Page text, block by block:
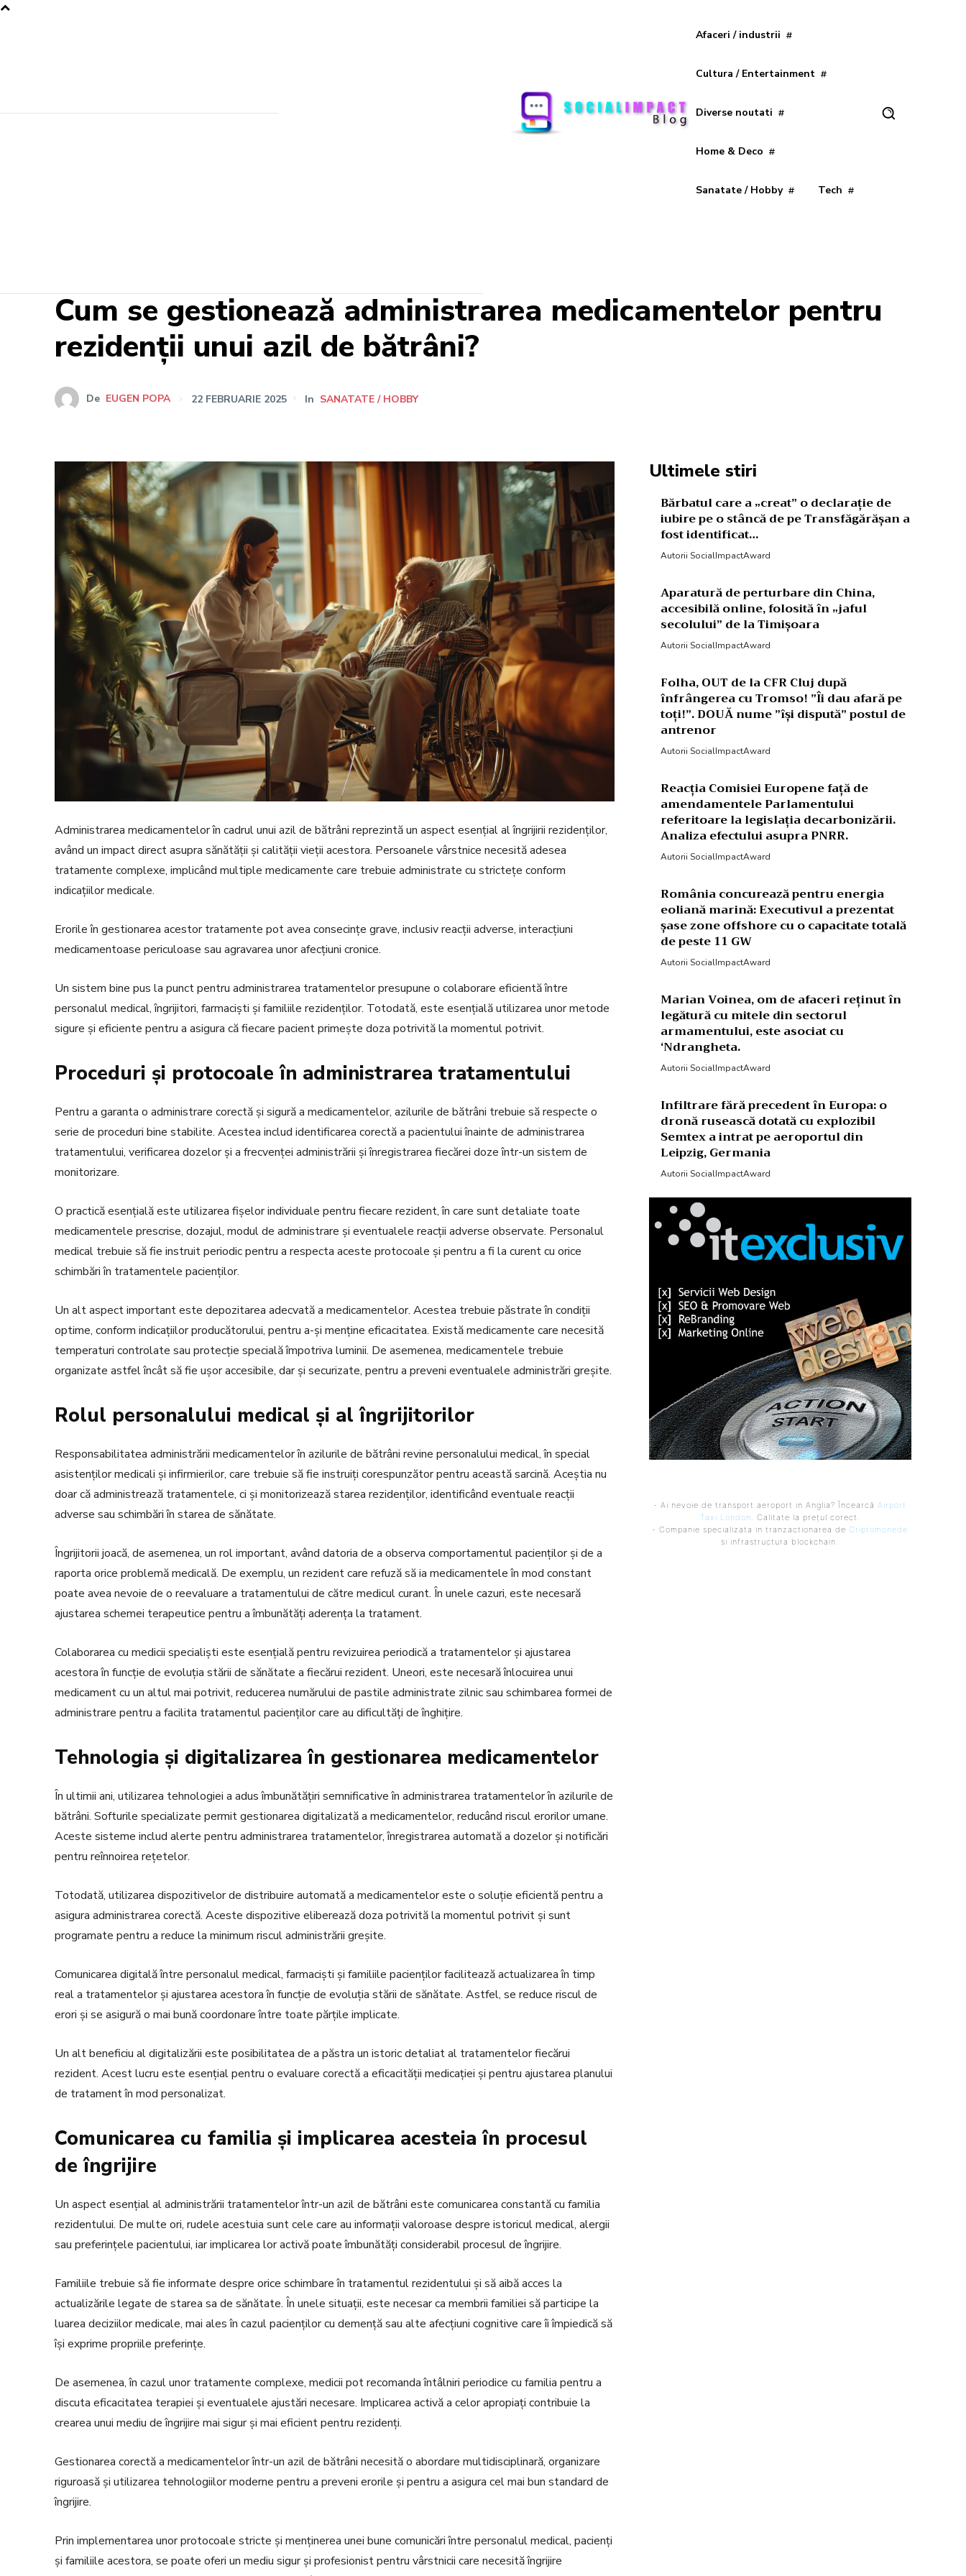
Afaceri / industrii
Cultura / Entertainment
Diverse noutati
Home & Deco
Sanatate / Hobby Tech
Cum se gestionează administrarea medicamentelor pentru
rezidenții unui azil de bătrâni?
De EUGEN POPA 22 FEBRUARIE 2025 In SANATATE / HOBBY
Administrarea medicamentelor în cadrul unui azil de bătrâni reprezintă un aspect esențial al îngrijirii rezidenților,
având un impact direct asupra sănătății și calității vieții acestora. Persoanele vârstnice necesită adesea
tratamente complexe, implicând multiple medicamente care trebuie administrate cu strictețe conform
indicațiilor medicale.
Erorile în gestionarea acestor tratamente pot avea consecințe grave, inclusiv reacții adverse, interacțiuni
medicamentoase periculoase sau agravarea unor afecțiuni cronice.
Un sistem bine pus la punct pentru administrarea tratamentelor presupune o colaborare eficientă între
personalul medical, îngrijitori, farmaciști și familiile rezidenților. Totodată, este esențială utilizarea unor metode
sigure și eficiente pentru a asigura că fiecare pacient primește doza potrivită la momentul potrivit.
Proceduri și protocoale în administrarea tratamentului
Pentru a garanta o administrare corectă și sigură a medicamentelor, azilurile de bătrâni trebuie să respecte o
serie de proceduri bine stabilite. Acestea includ identificarea corectă a pacientului înainte de administrarea
tratamentului, verificarea dozelor și a frecvenței administrării și înregistrarea fiecărei doze într-un sistem de
monitorizare.
O practică esențială este utilizarea fișelor individuale pentru fiecare rezident, în care sunt detaliate toate
medicamentele prescrise, dozajul, modul de administrare și eventualele reacții adverse observate. Personalul
medical trebuie să fie instruit periodic pentru a respecta aceste protocoale și pentru a fi la curent cu orice
schimbări în tratamentele pacienților.
Un alt aspect important este depozitarea adecvată a medicamentelor. Acestea trebuie păstrate în condiții
optime, conform indicațiilor producătorului, pentru a-și menține eficacitatea. Există medicamente care necesită
temperaturi controlate sau protecție specială împotriva luminii. De asemenea, medicamentele trebuie
organizate astfel încât să fie ușor accesibile, dar și securizate, pentru a preveni eventualele administrări greșite.
Rolul personalului medical și al îngrijitorilor
Responsabilitatea administrării medicamentelor în azilurile de bătrâni revine personalului medical, în special
asistenților medicali și infirmierilor, care trebuie să fie instruiți corespunzător pentru această sarcină. Aceștia nu
doar că administrează tratamentele, ci și monitorizează starea rezidenților, identificând eventuale reacții
adverse sau schimbări în starea de sănătate.
Îngrijitorii joacă, de asemenea, un rol important, având datoria de a observa comportamentul pacienților și de a
raporta orice problemă medicală. De exemplu, un rezident care refuză să ia medicamentele în mod constant
poate avea nevoie de o reevaluare a tratamentului de către medicul curant. În unele cazuri, este necesară
ajustarea schemei terapeutice pentru a îmbunătăți aderența la tratament.
Colaborarea cu medicii specialiști este esențială pentru revizuirea periodică a tratamentelor și ajustarea
acestora în funcție de evoluția stării de sănătate a fiecărui rezident. Uneori, este necesară înlocuirea unui
medicament cu un altul mai potrivit, reducerea numărului de pastile administrate zilnic sau schimbarea formei de
administrare pentru a facilita tratamentul pacienților care au dificultăți de înghițire.
Tehnologia și digitalizarea în gestionarea medicamentelor
În ultimii ani, utilizarea tehnologiei a adus îmbunătățiri semnificative în administrarea tratamentelor în azilurile de
bătrâni. Softurile specializate permit gestionarea digitalizată a medicamentelor, reducând riscul erorilor umane.
Aceste sisteme includ alerte pentru administrarea tratamentelor, înregistrarea automată a dozelor și notificări
pentru reînnoirea rețetelor.
Totodată, utilizarea dispozitivelor de distribuire automată a medicamentelor este o soluție eficientă pentru a
asigura administrarea corectă. Aceste dispozitive eliberează doza potrivită la momentul potrivit și sunt
programate pentru a reduce la minimum riscul administrării greșite.
Comunicarea digitală între personalul medical, farmaciști și familiile pacienților facilitează actualizarea în timp
real a tratamentelor și ajustarea acestora în funcție de evoluția stării de sănătate. Astfel, se reduce riscul de
erori și se asigură o mai bună coordonare între toate părțile implicate.
Un alt beneficiu al digitalizării este posibilitatea de a păstra un istoric detaliat al tratamentelor fiecărui
rezident. Acest lucru este esențial pentru o evaluare corectă a eficacității medicației și pentru ajustarea planului
de tratament în mod personalizat.
Comunicarea cu familia și implicarea acesteia în procesul
de îngrijire
Un aspect esențial al administrării tratamentelor într-un azil de bătrâni este comunicarea constantă cu familia
rezidentului. De multe ori, rudele acestuia sunt cele care au informații valoroase despre istoricul medical, alergii
sau preferințele pacientului, iar implicarea lor activă poate îmbunătăți considerabil procesul de îngrijire.
Familiile trebuie să fie informate despre orice schimbare în tratamentul rezidentului și să aibă acces la
actualizările legate de starea sa de sănătate. În unele situații, este necesar ca membrii familiei să participe la
luarea deciziilor medicale, mai ales în cazul pacienților cu demență sau alte afecțiuni cognitive care îi împiedică să
își exprime propriile preferințe.
De asemenea, în cazul unor tratamente complexe, medicii pot recomanda întâlniri periodice cu familia pentru a
discuta eficacitatea terapiei și eventualele ajustări necesare. Implicarea activă a celor apropiați contribuie la
crearea unui mediu de îngrijire mai sigur și mai eficient pentru rezidenți.
Gestionarea corectă a medicamentelor într-un azil de bătrâni necesită o abordare multidisciplinară, organizare
riguroasă și utilizarea tehnologiilor moderne pentru a preveni erorile și pentru a asigura cel mai bun standard de
îngrijire.
Prin implementarea unor protocoale stricte și menținerea unei bune comunicări între personalul medical, pacienți
și familiile acestora, se poate oferi un mediu sigur și profesionist pentru vârstnicii care necesită îngrijire
Ultimele stiri
Bărbatul care a „creat” o declarație de
iubire pe o stâncă de pe Transfăgărășan a
fost identificat…
Autorii SocialImpactAward
Aparatură de perturbare din China,
accesibilă online, folosită în „jaful
secolului” de la Timișoara
Autorii SocialImpactAward
Folha, OUT de la CFR Cluj după
înfrângerea cu Tromso! ”Îi dau afară pe
toți!”. DOUĂ nume ”își dispută” postul de
antrenor
Autorii SocialImpactAward
Reacția Comisiei Europene față de
amendamentele Parlamentului
referitoare la legislația decarbonizării.
Analiza efectului asupra PNRR.
Autorii SocialImpactAward
România concurează pentru energia
eoliană marină: Executivul a prezentat
șase zone offshore cu o capacitate totală
de peste 11 GW
Autorii SocialImpactAward
Marian Voinea, om de afaceri reținut în
legătură cu mitele din sectorul
armamentului, este asociat cu
‘Ndrangheta.
Autorii SocialImpactAward
Infiltrare fără precedent în Europa: o
dronă rusească dotată cu explozibil
Semtex a intrat pe aeroportul din
Leipzig, Germania
Autorii SocialImpactAward
- Ai nevoie de transport aeroport in Anglia? ÎncearcăAirport
Taxi London. Calitate la prețul corect.
- Companie specializata in tranzactionarea deCriptomonede
si infrastructura blockchain.